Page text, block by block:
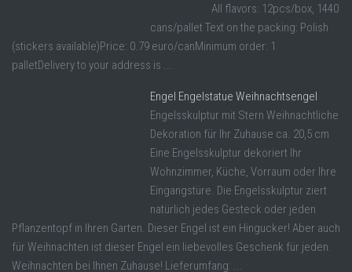
All flavors: 12pcs/box, 1440
cans/pallet Text on the packing: Polish
(stickers available)Price: 0.79 euro/canMinimum order: 1
palletDelivery to your address is ...
Engel Engelstatue Weihnachtsengel
Engelsskulptur mit Stern Weihnachtliche
Dekoration für Ihr Zuhause ca. 20,5 cm
Eine Engelsskulptur dekoriert Ihr
Wohnzimmer, Küche, Vorraum oder Ihre
Eingangstüre. Die Engelsskulptur ziert
natürlich jedes Gesteck oder jeden
Pflanzentopf in Ihren Garten. Dieser Engel ist ein Hingucker! Aber auch
für Weihnachten ist dieser Engel ein liebevolles Geschenk für jeden.
Weihnachten bei Ihnen Zuhause! Lieferumfang: ...